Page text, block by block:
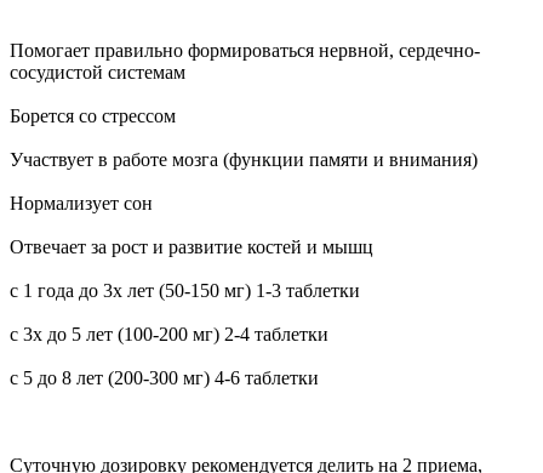
Помогает правильно формироваться нервной, сердечно-
сосудистой системам
Борется со стрессом
Участвует в работе мозга (функции памяти и внимания)
Нормализует сон
Отвечает за рост и развитие костей и мышц
с 1 года до 3х лет (50-150 мг) 1-3 таблетки
с 3х до 5 лет (100-200 мг) 2-4 таблетки
с 5 до 8 лет (200-300 мг) 4-6 таблетки
Суточную дозировку рекомендуется делить на 2 приема,